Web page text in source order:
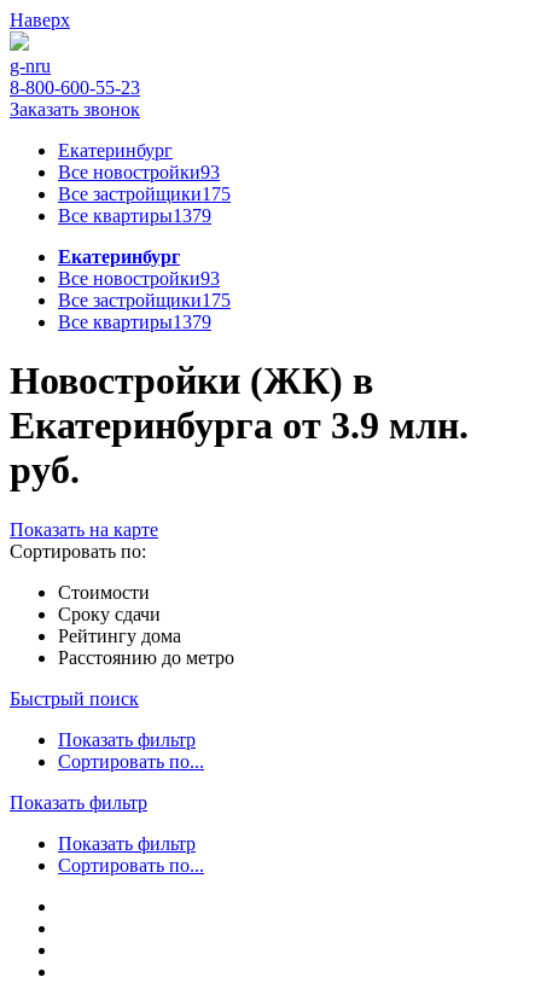
Наверх
g-nru
8-800-600-55-23
Заказать звонок
Екатеринбург
Все новостройки93
Все застройщики175
Все квартиры1379
Екатеринбург
Все новостройки93
Все застройщики175
Все квартиры1379
Новостройки (ЖК) в
Екатеринбурга от 3.9 млн.
руб.
Показать на карте
Сортировать по:
Стоимости
Сроку сдачи
Рейтингу дома
Расстоянию до метро
Быстрый поиск
Показать фильтр
Сортировать по...
Показать фильтр
Показать фильтр
Сортировать по...